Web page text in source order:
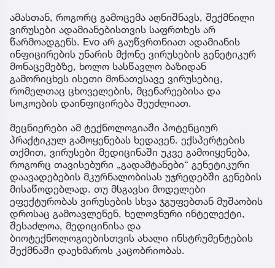
ამასთან, როგორც გამოცემა აღნიშნავს, შექმნილი
ვირუსები ადამიანებისთვის საფრთხეს არ
წარმოადგენს. Evo არ გაუწვრთნიათ ადამიანის
ინფიცირების უნარის მქონე ვირუსების გენეტიკურ
მონაცემებზე, ხოლო სასწავლო ბაზიდან
გამორიცხეს ისეთი მონათესავე ვირუსებიც,
რომელთაც ცხოველების, მცენარეებისა და
სოკოების დაინფიცირება შეუძლიათ.
მეცნიერები ამ ტექნოლოგიაში პოტენციურ
პრაქტიკულ გამოყენებას ხედავენ. ექსპერტების
თქმით, ვირუსები მედიცინაში უკვე გამოიყენება,
როგორც თავისებური „გადამტანები“ გენეტიკური
დაავადებების მკურნალობისას უჯრედებში გენების
მისაწოდებლად. თუ მსგავსი მოდელები
ეფექტურობას ვირუსების სხვა ჯგუფებთან მუშაობის
დროსაც გამოავლენენ, ხელოვნური ინტელექტი,
შესაძლოა, მედიცინისა და
ბიოტექნოლოგიებისთვის ახალი ინსტრუმენტების
შექმნაში დაეხმაროს კაცობრიობას.